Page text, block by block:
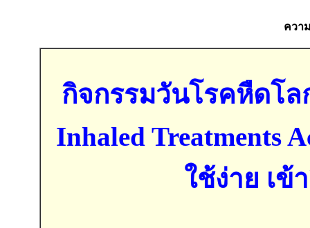
ควา
กิจกรรมวันโรคหืดโล
Inhaled Treatments
ใช้ง่าย เข้